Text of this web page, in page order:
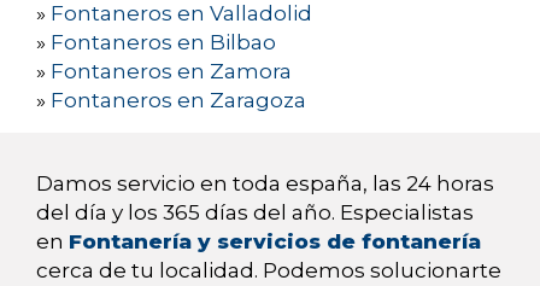
» Fontaneros en Valladolid
» Fontaneros en Bilbao
» Fontaneros en Zamora
» Fontaneros en Zaragoza
Damos servicio en toda españa, las 24 horas
del día y los 365 días del año. Especialistas
en Fontanería y servicios de fontanería
cerca de tu localidad. Podemos solucionarte